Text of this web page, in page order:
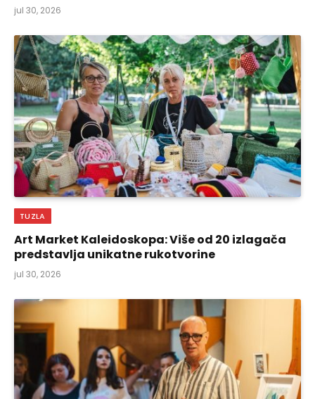
jul 30, 2026
TUZLA
Art Market Kaleidoskopa: Više od 20 izlagača
predstavlja unikatne rukotvorine
jul 30, 2026